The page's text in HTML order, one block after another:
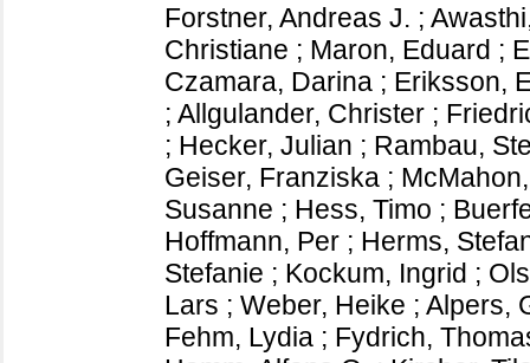
Forstner, Andreas J. ;
Christiane ; Maron, Eduard ;
Czamara, Darina ; Eriksson,
; Allgulander, Christer ;
; Hecker, Julian ; Rambau,
Geiser, Franziska ;
Susanne ; Hess, Timo ;
Hoffmann, Per ; Herms,
Stefanie ; Kockum, Ingrid ;
Lars ; Weber, Heike ; Alpers,
Fehm, Lydia ; Fydrich,